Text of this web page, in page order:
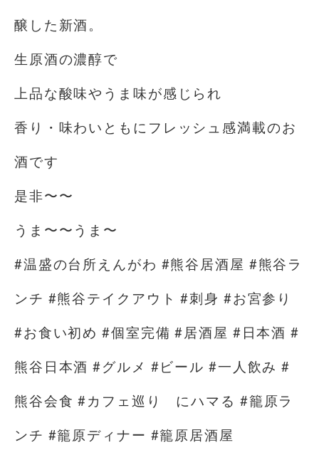
醸した新酒。
生原酒の濃醇で
上品な酸味やうま味が感じられ
香り・味わいともにフレッシュ感満載のお
酒です
是非〜〜
うま〜〜うま〜
#温盛の台所えんがわ #熊谷居酒屋 #熊谷ラ
ンチ #熊谷テイクアウト #刺身 #お宮参り
#お食い初め #個室完備 #居酒屋 #日本酒 #
熊谷日本酒 #グルメ #ビール #一人飲み #
熊谷会食 #カフェ巡り にハマる #籠原ラ
ンチ #籠原ディナー #籠原居酒屋